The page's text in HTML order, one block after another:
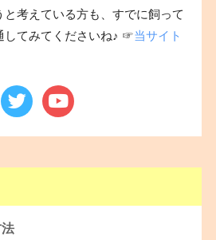
考えている方も、すでに飼って
してみてくださいね♪ ☞当サイト